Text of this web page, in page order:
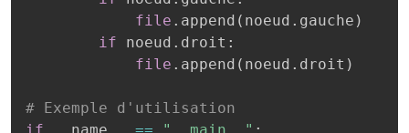
file . append ( noeud . gauche )
if noeud . droit :
file . append ( noeud . droit )
# Exemple d'utilisation